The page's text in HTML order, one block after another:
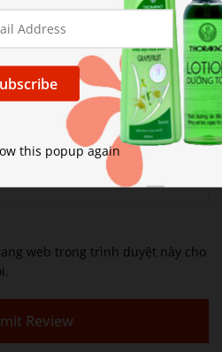
web trong trình duyệt này cho
this popup again